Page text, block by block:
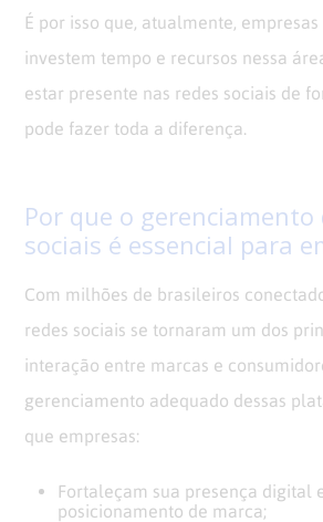
É por isso que, atualmente,
investem tempo e recursos nessa
estar presente nas redes sociais de
pode fazer toda a diferença.
Por que o gerenciamento
sociais é essencial para
Com milhões de brasileiros
redes sociais se tornaram um dos
interação entre marcas e
gerenciamento adequado dessas
que empresas:
Fortaleçam sua presença digital
posicionamento de marca;